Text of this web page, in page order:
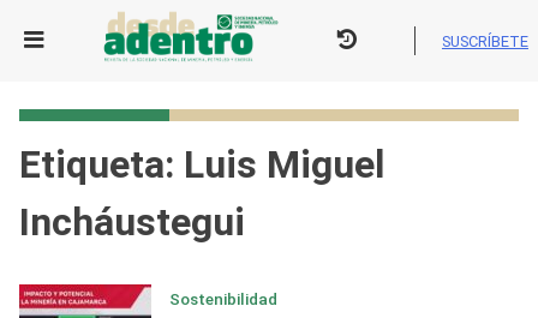
SUSCRÍBETE
Etiqueta: Luis Miguel
Incháustegui
Sostenibilidad